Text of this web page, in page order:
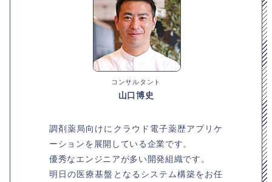
コンサルタント
山口博史
調剤薬局向けにクラウド電子薬歴アプリケ
ーションを展開している企業です。
優秀なエンジニアが多い開発組織です。
明⽇の医療基盤となるシステム構築をお任